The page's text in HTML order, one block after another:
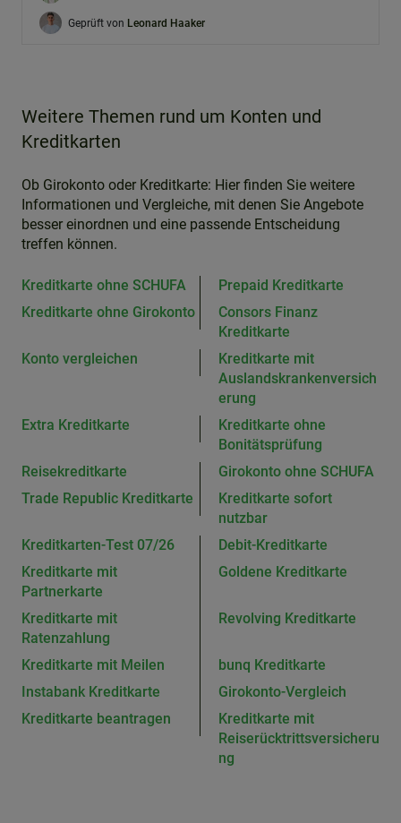
Geprüft von Leonard Haaker
Weitere Themen rund um Konten und
Kreditkarten
Ob Girokonto oder Kreditkarte: Hier finden Sie weitere
Informationen und Vergleiche, mit denen Sie Angebote
besser einordnen und eine passende Entscheidung
treffen können.
Kreditkarte ohne SCHUFA
Prepaid Kreditkarte
Kreditkarte ohne Girokonto
Consors Finanz
Kreditkarte
Konto vergleichen
Kreditkarte mit
Auslandskrankenversich
erung
Extra Kreditkarte
Kreditkarte ohne
Bonitätsprüfung
Reisekreditkarte
Girokonto ohne SCHUFA
Trade Republic Kreditkarte
Kreditkarte sofort
nutzbar
Kreditkarten-Test 07/26
Debit-Kreditkarte
Kreditkarte mit
Partnerkarte
Goldene Kreditkarte
Kreditkarte mit
Ratenzahlung
Revolving Kreditkarte
Kreditkarte mit Meilen
bunq Kreditkarte
Instabank Kreditkarte
Girokonto-Vergleich
Kreditkarte beantragen
Kreditkarte mit
Reiserücktrittsversicheru
ng